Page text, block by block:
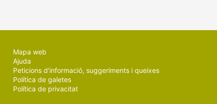
Mapa web
Ajuda
Peticions d'informació, suggeriments i queixes
Política de galetes
Política de privacitat